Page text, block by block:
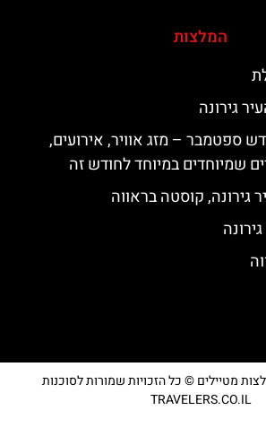
המלצות
גירונה
ספטמבר – מזג אוויר, אירועים,
שמיוחדים במיוחד לחודש זה
גירונה, קוסטה בראווה
מטיילים © כל הזכויות שמורות לסוכנות
TRAVELERS.CO.IL